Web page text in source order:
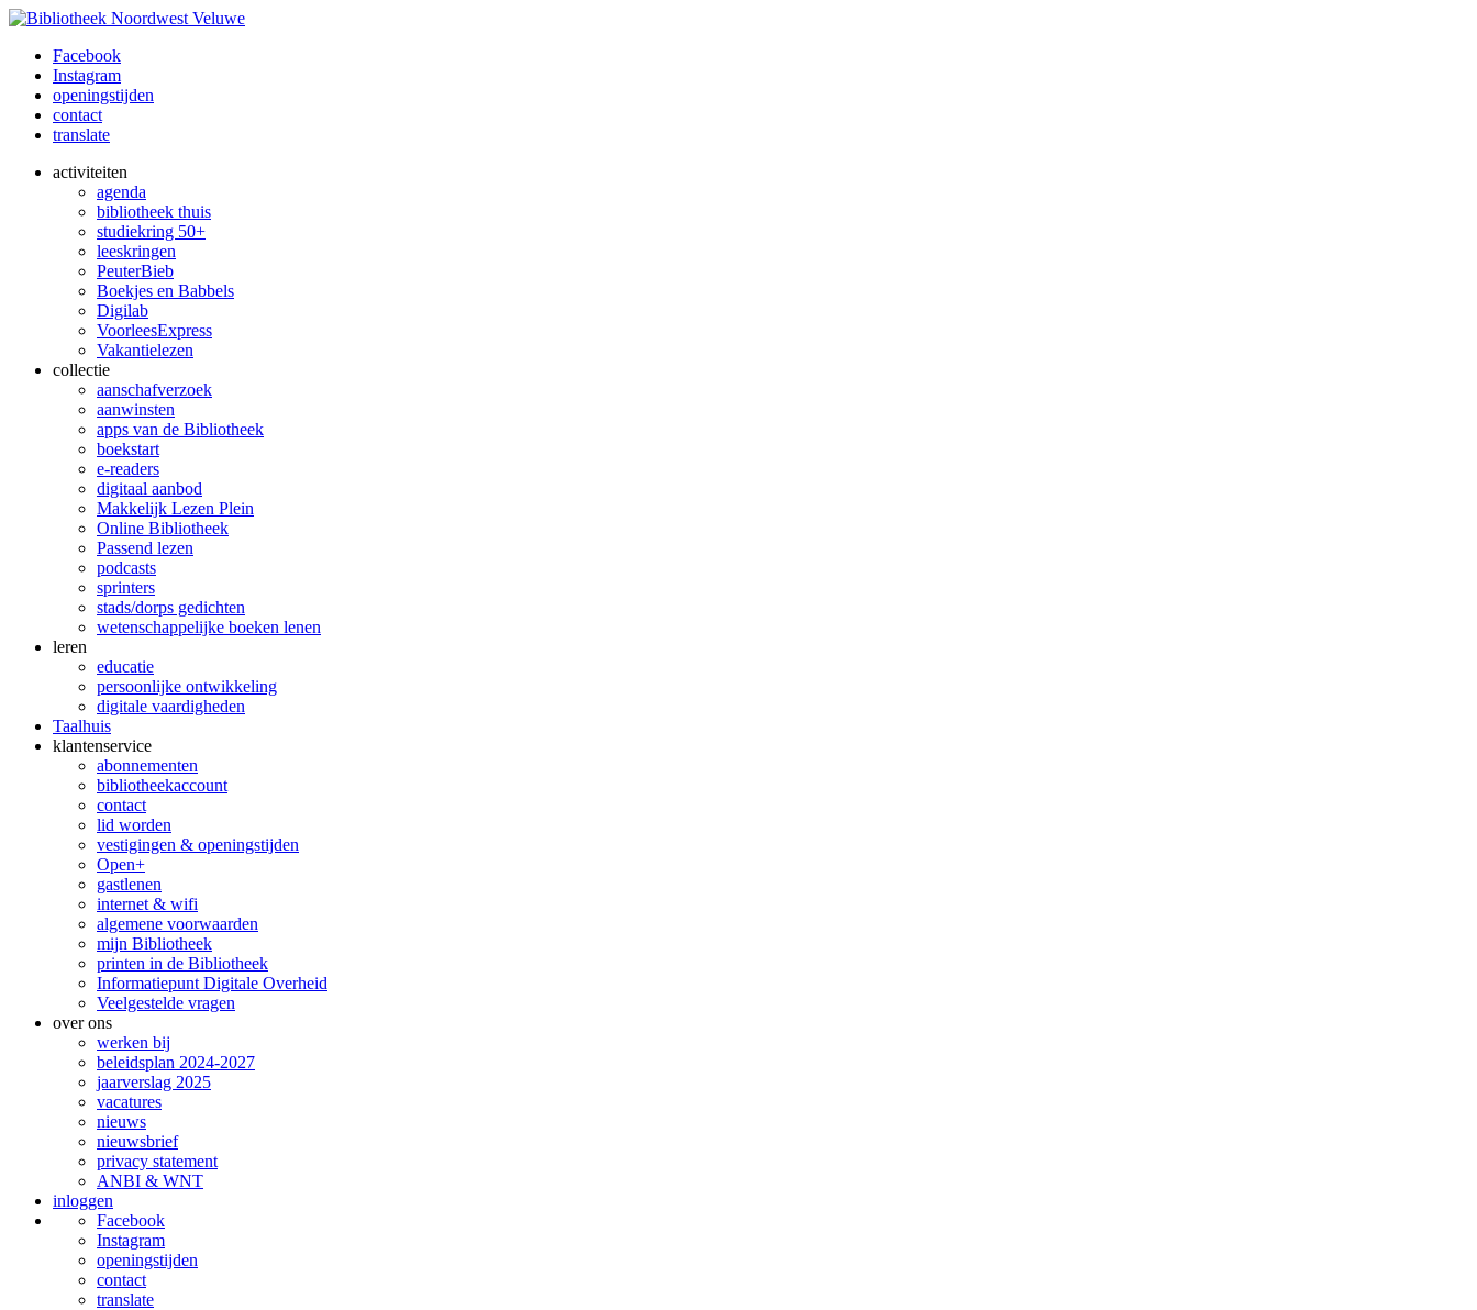
Facebook
Instagram
openingstijden
contact
translate
activiteiten
agenda
bibliotheek thuis
studiekring 50+
leeskringen
PeuterBieb
Boekjes en Babbels
Digilab
VoorleesExpress
Vakantielezen
collectie
aanschafverzoek
aanwinsten
apps van de Bibliotheek
boekstart
e-readers
digitaal aanbod
Makkelijk Lezen Plein
Online Bibliotheek
Passend lezen
podcasts
sprinters
stads/dorps gedichten
wetenschappelijke boeken lenen
leren
educatie
persoonlijke ontwikkeling
digitale vaardigheden
Taalhuis
klanten­service
abonnementen
bibliotheekaccount
contact
lid worden
vestigingen & openingstijden
Open+
gastlenen
internet & wifi
algemene voorwaarden
mijn Bibliotheek
printen in de Bibliotheek
Informatiepunt Digitale Overheid
Veelgestelde vragen
over ons
werken bij
beleidsplan 2024-2027
jaarverslag 2025
vacatures
nieuws
nieuwsbrief
privacy statement
ANBI & WNT
inloggen
Facebook
Instagram
openingstijden
contact
translate